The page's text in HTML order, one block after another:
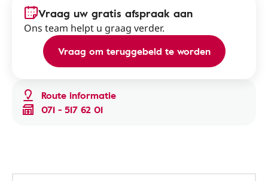
Route informatie
071 - 517 62 01
Vraag uw gratis afspraak aan
Ons team helpt u graag verder.
Vraag om teruggebeld te worden